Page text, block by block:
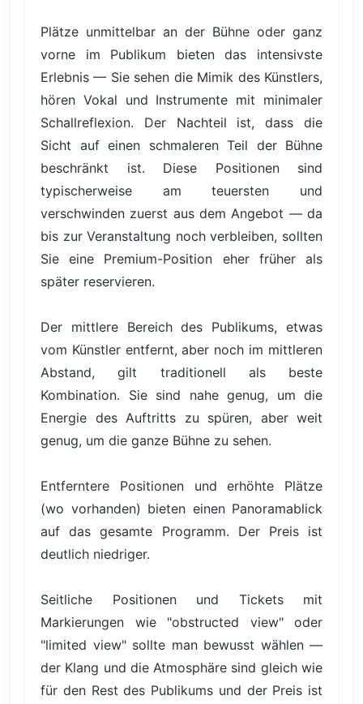
Plätze unmittelbar an der Bühne oder ganz
vorne im Publikum bieten das intensivste
Erlebnis — Sie sehen die Mimik des Künstlers,
hören Vokal und Instrumente mit minimaler
Schallreflexion. Der Nachteil ist, dass die
Sicht auf einen schmaleren Teil der Bühne
beschränkt ist. Diese Positionen sind
typischerweise am teuersten und
verschwinden zuerst aus dem Angebot — da
bis zur Veranstaltung noch verbleiben, sollten
Sie eine Premium-Position eher früher als
später reservieren.
Der mittlere Bereich des Publikums, etwas
vom Künstler entfernt, aber noch im mittleren
Abstand, gilt traditionell als beste
Kombination. Sie sind nahe genug, um die
Energie des Auftritts zu spüren, aber weit
genug, um die ganze Bühne zu sehen.
Entferntere Positionen und erhöhte Plätze
(wo vorhanden) bieten einen Panoramablick
auf das gesamte Programm. Der Preis ist
deutlich niedriger.
Seitliche Positionen und Tickets mit
Markierungen wie "obstructed view" oder
"limited view" sollte man bewusst wählen —
der Klang und die Atmosphäre sind gleich wie
für den Rest des Publikums und der Preis ist